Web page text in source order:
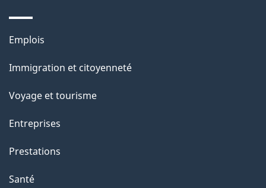
s
u
r
e
t
e
p
Thèmes
sujets
Emplois
Immigration et citoyenneté
Voyage et tourisme
Entreprises
Prestations
Santé